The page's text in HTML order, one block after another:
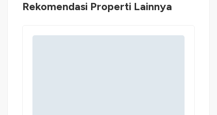
Rekomendasi Properti Lainnya